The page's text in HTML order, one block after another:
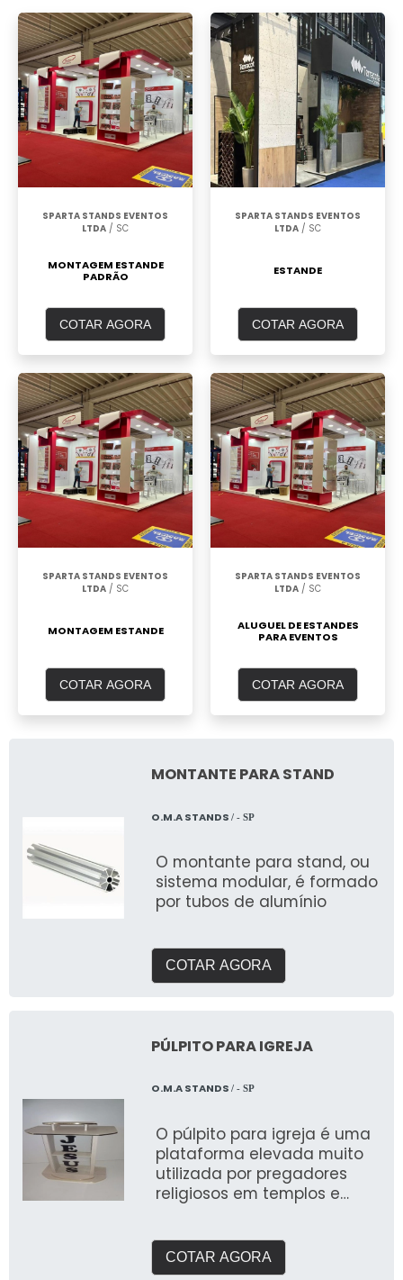
SPARTA STANDS EVENTOS
LTDA / SC
MONTAGEM ESTANDE
PADRÃO
COTAR AGORA
SPARTA STANDS EVENTOS
LTDA / SC
ESTANDE
COTAR AGORA
SPARTA STANDS EVENTOS
LTDA / SC
MONTAGEM ESTANDE
COTAR AGORA
SPARTA STANDS EVENTOS
LTDA / SC
ALUGUEL DE ESTANDES
PARA EVENTOS
COTAR AGORA
MONTANTE PARA STAND
O.M.A STANDS / - SP
O montante para stand, ou
sistema modular, é formado
por tubos de alumínio
COTAR AGORA
PÚLPITO PARA IGREJA
O.M.A STANDS / - SP
O púlpito para igreja é uma
plataforma elevada muito
utilizada por pregadores
religiosos em templos e
COTAR AGORA